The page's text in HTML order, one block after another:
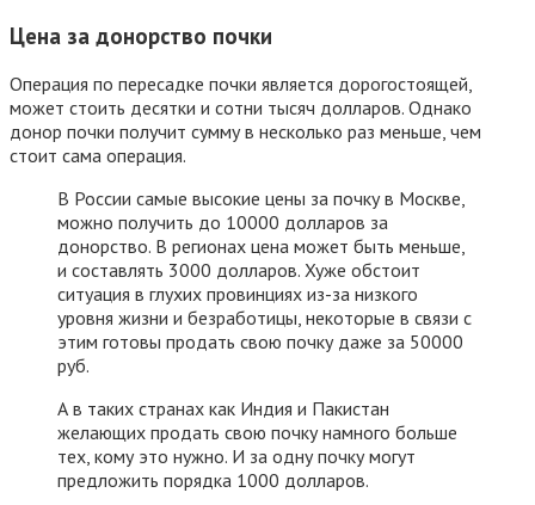
Цена за донорство почки
Операция по пересадке почки является дорогостоящей,
может стоить десятки и сотни тысяч долларов. Однако
донор почки получит сумму в несколько раз меньше, чем
стоит сама операция.
В России самые высокие цены за почку в Москве,
можно получить до 10000 долларов за
донорство. В регионах цена может быть меньше,
и составлять 3000 долларов. Хуже обстоит
ситуация в глухих провинциях из-за низкого
уровня жизни и безработицы, некоторые в связи с
этим готовы продать свою почку даже за 50000
руб.
А в таких странах как Индия и Пакистан
желающих продать свою почку намного больше
тех, кому это нужно. И за одну почку могут
предложить порядка 1000 долларов.